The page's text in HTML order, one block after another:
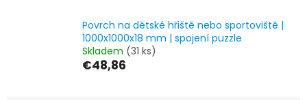
Povrch na dětské hřiště nebo sportoviště |
1000x1000x18 mm | spojení puzzle
Skladem (31 ks)
€48,86